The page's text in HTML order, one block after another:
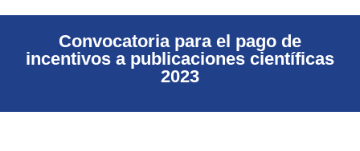
Convocatoria para el pago de
incentivos a publicaciones científicas
2023